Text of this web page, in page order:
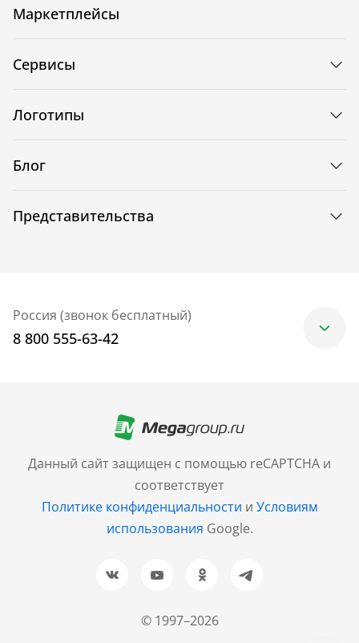
© 1997–2026
Данный сайт защищен с помощью reCAPTCHA и
соответствует
Политике конфиденциальности и Условиям
использования Google.
Маркетплейсы
Сервисы
Логотипы
Блог
Представительства
Россия (звонок бесплатный)
8 800 555-63-42
+7 (499) 705-30-10
Санкт-Петербург
+7 (812) 600-77-33
Барнаул
Новосибирск